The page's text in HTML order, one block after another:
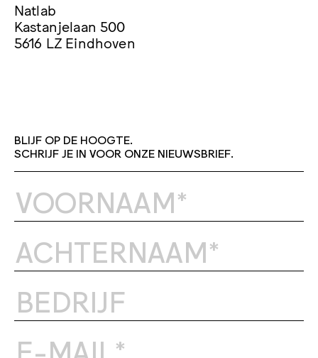
Natlab
Kastanjelaan 500
5616 LZ Eindhoven
BLIJF OP DE HOOGTE.
SCHRIJF JE IN VOOR ONZE NIEUWSBRIEF.